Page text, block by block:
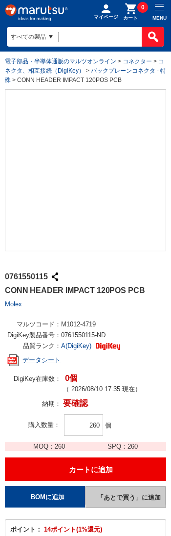
マイページ カート
0
MENU
電子部品・半導体通販のマルツオンライン > コネクター > コ
ネクタ、相互接続（DigiKey）
> バックプレーンコネクタ - 特
殊 > CONN HEADER IMPACT 120POS PCB
0761550115
CONN HEADER IMPACT 120POS PCB
Molex
マルツコード： M1012-4719
DigiKey製品番号： 0761550115-ND
品質ランク： A(DigiKey)
データシート
DigiKey在庫数： 0個
（ 2026/08/10 17:35 現在）
納期： 要確認
購入数量 個
MOQ：260 SPQ： 260
ポイント： 14ポイント(1%還元)